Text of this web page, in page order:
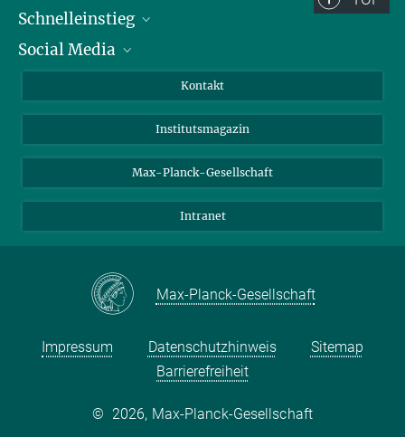
Schnelleinstieg
Alumni
Schulen
Studierende
Social Media
Facebook
YouTube
Kontakt
Institutsmagazin
Max-Planck-Gesellschaft
Intranet
Max-Planck-Gesellschaft
Impressum Datenschutzhinweis
Sitemap
Barrierefreiheit
© 2026, Max-Planck-Gesellschaft